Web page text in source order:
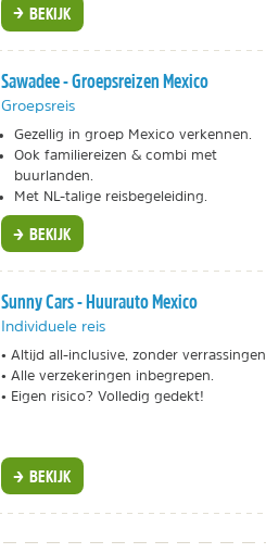
BEKIJK
Sawadee - Groepsreizen Mexico
Groepsreis
Gezellig in groep Mexico verkennen.
Ook familiereizen & combi met
buurlanden.
Met NL-talige reisbegeleiding.
BEKIJK
Sunny Cars - Huurauto Mexico
Individuele reis
• Altijd all-inclusive, zonder verrassingen.
• Alle verzekeringen inbegrepen.
• Eigen risico? Volledig gedekt!
BEKIJK